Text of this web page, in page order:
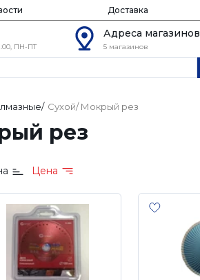
Доставка
ПН-ПТ
Адреса магазинов
5 магазинов
/ Сухой/ Мокрый рез
рез
Цена